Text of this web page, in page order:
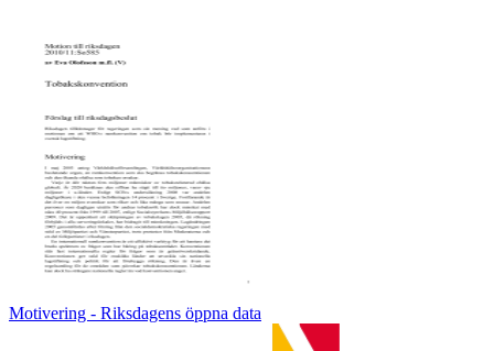
Motivering - Riksdagens öppna data